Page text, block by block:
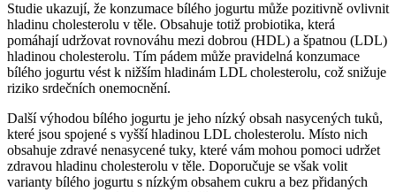
Studie ukazují, že konzumace bílého jogurtu může pozitivně ovlivnit
hladinu cholesterolu v těle. Obsahuje totiž probiotika, která
pomáhají udržovat rovnováhu mezi dobrou (HDL) a špatnou (LDL)
hladinou cholesterolu. Tím pádem může pravidelná konzumace
bílého jogurtu vést k nižším hladinám LDL cholesterolu, což snižuje
riziko srdečních onemocnění.
Další výhodou bílého jogurtu je jeho nízký obsah nasycených tuků,
které jsou spojené s vyšší hladinou LDL cholesterolu. Místo nich
obsahuje zdravé nenasycené tuky, které vám mohou pomoci udržet
zdravou hladinu cholesterolu v těle. Doporučuje se však volit
varianty bílého jogurtu s nízkým obsahem cukru a bez přidaných